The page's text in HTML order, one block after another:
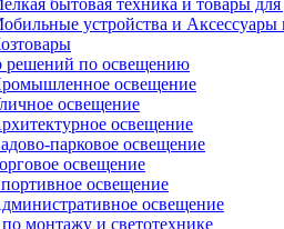
бытовая техника и товары для
устройства и Аксессуары
решений по освещению
освещение
освещение
освещение
парковое освещение
освещение
освещение
освещение
монтажу и светотехнике